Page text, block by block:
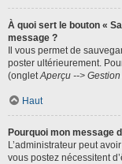
À quoi sert le bouton «
message ?
Il vous permet de
poster ultérieurement.
(ongletAperçu -->
Haut
Pourquoi mon message
L’administrateur peut
vous postez nécessitent